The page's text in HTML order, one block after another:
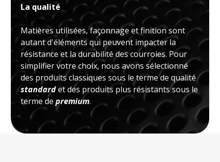
La qualité
Matières utilisées, façonnage et finition sont
autant d'éléments qui peuvent impacter la
résistance et la durabilité des courroies. Pour
simplifier votre choix, nous avons sélectionné
des produits classiques sous le terme de qualité
standardet des produits plus résistants sous le
terme depremium.